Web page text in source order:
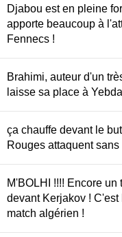
Djabou est en pleine
apporte beaucoup à
Fennecs !
Brahimi, auteur d'un
laisse sa place à Yebda
ça chauffe devant le
Rouges attaquent sans
M'BOLHI !!!! Encore un
devant Kerjakov ! C'est
match algérien !